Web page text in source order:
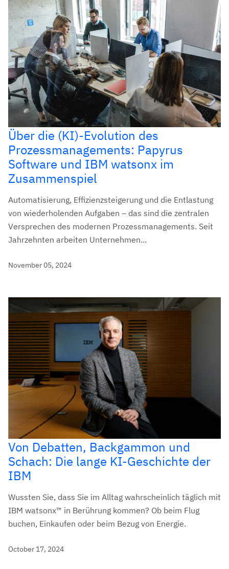
Über die (KI)-Evolution des
Prozessmanagements: Papyrus
Software und IBM watsonx im
Zusammenspiel
Automatisierung, Effizienzsteigerung und die Entlastung
von wiederholenden Aufgaben – das sind die zentralen
Versprechen des modernen Prozessmanagements. Seit
Jahrzehnten arbeiten Unternehmen...
November 05, 2024
Von Debatten, Backgammon und
Schach: Die lange KI-Geschichte der
IBM
Wussten Sie, dass Sie im Alltag wahrscheinlich täglich mit
IBM watsonx™ in Berührung kommen? Ob beim Flug
buchen, Einkaufen oder beim Bezug von Energie.
October 17, 2024